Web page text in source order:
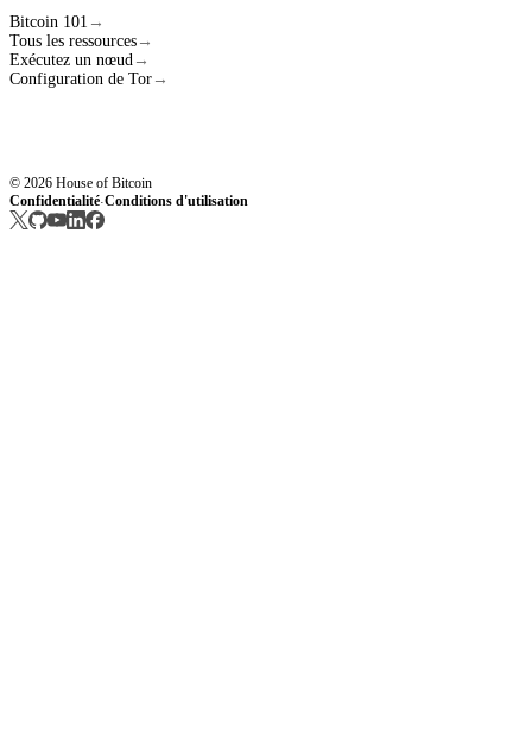
Bitcoin 101 →
Tous les ressources →
Exécutez un nœud →
Configuration de Tor →
© 2026 House of Bitcoin
Confidentialité·Conditions d'utilisation